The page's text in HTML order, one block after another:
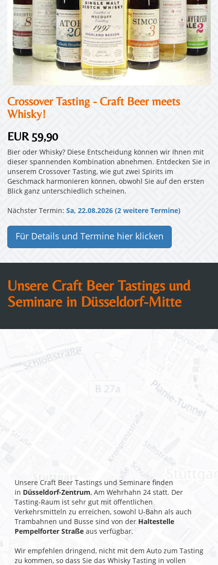
Crossover Tasting - Craft Beer meets
Whisky!
EUR 59,90
Bier oder Whisky? Diese Entscheidung können wir Ihnen mit
dieser spannenden Kombination abnehmen. Entdecken Sie in
unserem Crossover Tasting, wie gut zwei Spirits im
Geschmack harmonieren können, obwohl Sie auf den ersten
Blick ganz unterschiedlich scheinen.
Nächster Termin: Sa, 22.08.2026 (2 weitere Termine)
Für Details und Termine hier klicken
Unsere Craft Beer Tastings und
Seminare in Düsseldorf-Mitte
Unsere Craft Beer Tastings und Seminare finden
in Düsseldorf-Zentrum, Am Wehrhahn 24 statt. Der
Tasting-Raum ist sehr gut mit öffentlichen
Verkehrsmitteln zu erreichen, sowohl U-Bahn als auch
Trambahnen und Busse sind von der Haltestelle
Pempelforter Straße aus verfügbar.
Wir empfehlen dringend, nicht mit dem Auto zum Tasting
zu kommen, so dass Sie das Whisky Tasting in vollen